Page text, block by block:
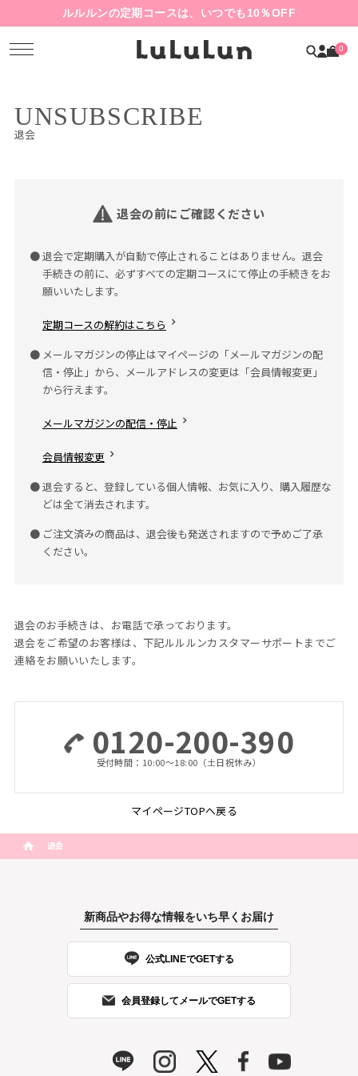
ルルルンの定期コースは、いつでも10％OFF
0
UNSUBSCRIBE
退会
退会の前にご確認ください
退会で定期購入が自動で停止されることはありません。退会
手続きの前に、必ずすべての定期コースにて停止の手続きをお
願いいたします。
定期コースの解約はこちら
メールマガジンの停止はマイページの「メールマガジンの配
信・停止」から、メールアドレスの変更は「会員情報変更」
から行えます。
メールマガジンの配信・停止
会員情報変更
退会すると、登録している個人情報、お気に入り、購入履歴な
どは全て消去されます。
ご注文済みの商品は、退会後も発送されますので予めご了承
ください。
退会のお手続きは、お電話で承っております。
退会をご希望のお客様は、下記ルルルンカスタマーサポートまでご
連絡をお願いいたします。
0120-200-390
受付時間：10:00〜18:00（土日祝休み）
マイページTOPへ戻る
退会
新商品やお得な情報をいち早くお届け
公式LINEでGETする
会員登録してメールでGETする